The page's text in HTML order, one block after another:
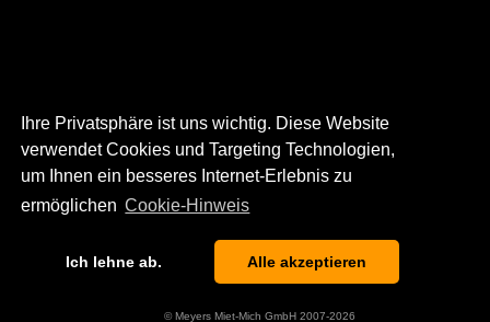
Ihre Privatsphäre ist uns wichtig. Diese Website
verwendet Cookies und Targeting Technologien,
um Ihnen ein besseres Internet-Erlebnis zu
ermöglichen Cookie-Hinweis
Ich lehne ab. Alle akzeptieren
© Meyers Miet-Mich GmbH 2007-2026